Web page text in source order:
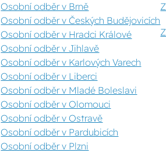
Osobní odběr v Brně
Osobní odběr v Českých Budějovicích
Osobní odběr v Hradci Králové
Osobní odběr v Jihlavě
Osobní odběr v Karlových Varech
Osobní odběr v Liberci
Osobní odběr v Mladé Boleslavi
Osobní odběr v Olomouci
Osobní odběr v Ostravě
Osobní odběr v Pardubicích
Osobní odběr v Plzni